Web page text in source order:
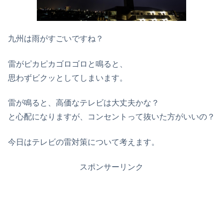
九州は雨がすごいですね？
雷がピカピカゴロゴロと鳴ると、
思わずビクッとしてしまいます。
雷が鳴ると、高価なテレビは大丈夫かな？
と心配になりますが、コンセントって抜いた方がいいの？
今日はテレビの雷対策について考えます。
スポンサーリンク